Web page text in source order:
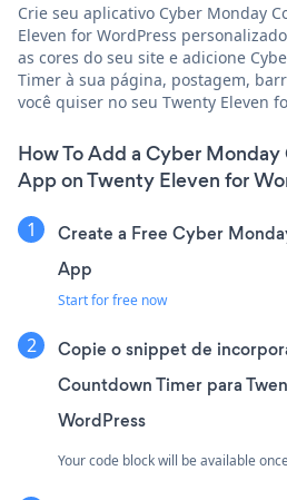
Crie seu aplicativo Cyber Monday
Eleven for WordPress
as cores do seu site e adicione
Timer à sua página, postagem,
você quiser no seu Twenty Eleven
How To Add a Cyber
App on Twenty Eleven for
Create a Free Cyber
App
Start for free now
Copie o snippet de
Countdown Timer para
WordPress
Your code block will be available